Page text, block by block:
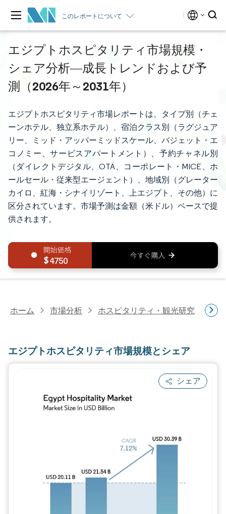
このレポートについて
エジプトホスピタリティ市場規模・
シェア分析―成長トレンドおよび予
測（2026年～2031年）
エジプトホスピタリティ市場レポートは、タイプ別（チェ
ーンホテル、独立系ホテル）、宿泊クラス別（ラグジュア
リー、ミッド・アッパーミッドスケール、バジェット・エ
コノミー、サービスアパートメント）、予約チャネル別
（ダイレクトデジタル、OTA、コーポレート・MICE、ホ
ールセール・従来型エージェント）、地域別（グレーター
カイロ、紅海・シナイリゾート、上エジプト、その他）に
区分されています。市場予測は金額（米ドル）ベースで提
供されます。
4750
ホーム 市場分析 ホスピタリティ・観光研究 ホ
エジプトホスピタリティ市場規模とシェア
シェア